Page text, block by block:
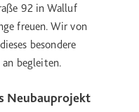
92 in Walluf
freuen. Wir von
besondere
begleiten.
Neubauprojekt